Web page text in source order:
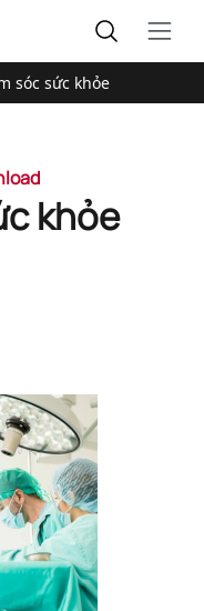
sóc sức khỏe
khỏe